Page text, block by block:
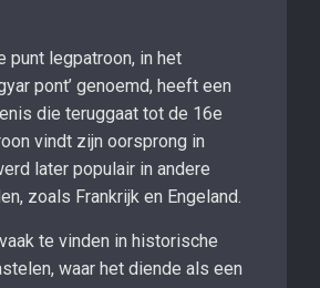
punt legpatroon, in het
pont’ genoemd, heeft een
die teruggaat tot de 16e
vindt zijn oorsprong in
later populair in andere
zoals Frankrijk en Engeland.
te vinden in historische
waar het diende als een